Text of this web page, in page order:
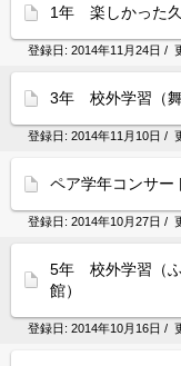
1年 楽しかった
登録日: 2014年11月24日 /
3年 校外学習（舞
登録日: 2014年11月10日 /
ペア学年コンサー
登録日: 2014年10月27日 /
5年 校外学習（ふ
館）
登録日: 2014年10月16日 /